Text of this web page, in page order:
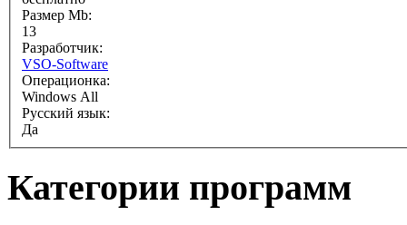
Размер Mb:
13
Разработчик:
VSO-Software
Операционка:
Windows All
Русский язык:
Да
Категории программ